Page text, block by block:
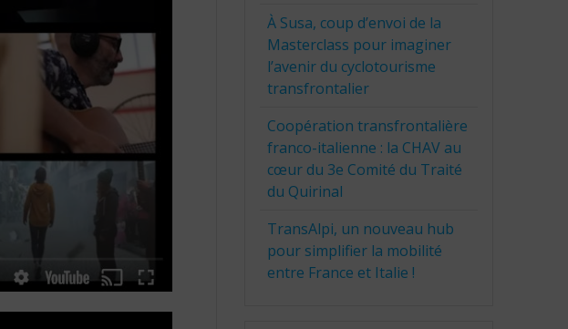
À Susa, coup d’envoi de la
Masterclass pour imaginer
l’avenir du cyclotourisme
transfrontalier
Coopération transfrontalière
franco-italienne : la CHAV au
cœur du 3e Comité du Traité
du Quirinal
TransAlpi, un nouveau hub
pour simplifier la mobilité
entre France et Italie !